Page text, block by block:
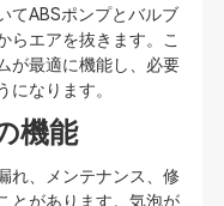
てABSポンプとバルブ
らエアを抜きます。こ
が最適に機能し、必要
になります。
機能
れ、メンテナンス、修
とがあります。気泡が